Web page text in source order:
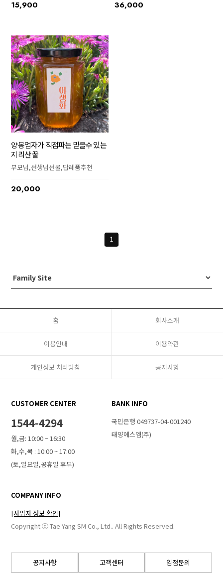
15,900 36,000
양봉업자가 직접파는 믿을수 있는
지리산 꿀
부모님,선생님선물,답례품추천
20,000
1
홈 회사소개
이용안내 이용약관
개인정보 처리방침 공지사항
CUSTOMER CENTER
1544-4294
월,금: 10:00 ~ 16:30
화,수,목 : 10:00 ~ 17:00
(토,일요일,공휴일 휴무)
BANK INFO
국민은행 049737-04-001240
태양에스엠(주)
COMPANY INFO
[사업자 정보 확인]
Copyright ⓒ Tae Yang SM Co., Ltd.. All Rights Reserved.
공지사항 고객센터 입점문의